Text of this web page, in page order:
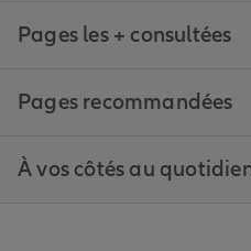
Pages les + consultées
Pages recommandées
À vos côtés au